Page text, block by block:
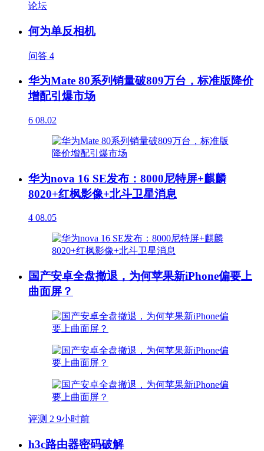
论坛
何为单反相机
问答 4
华为Mate 80系列销量破809万台，标准版降价
增配引爆市场
6 08.02
华为nova 16 SE发布：8000尼特屏+麒麟
8020+红枫影像+北斗卫星消息
4 08.05
国产安卓全盘撤退，为何苹果新iPhone偏要上
曲面屏？
评测 2 9小时前
h3c路由器密码破解